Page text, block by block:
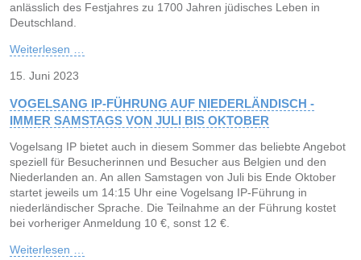
anlässlich des Festjahres zu 1700 Jahren jüdisches Leben in
Deutschland.
Weiterlesen …
15. Juni 2023
VOGELSANG IP-FÜHRUNG AUF NIEDERLÄNDISCH -
IMMER SAMSTAGS VON JULI BIS OKTOBER
Vogelsang IP bietet auch in diesem Sommer das beliebte Angebot
speziell für Besucherinnen und Besucher aus Belgien und den
Niederlanden an. An allen Samstagen von Juli bis Ende Oktober
startet jeweils um 14:15 Uhr eine Vogelsang IP-Führung in
niederländischer Sprache. Die Teilnahme an der Führung kostet
bei vorheriger Anmeldung 10 €, sonst 12 €.
Weiterlesen …